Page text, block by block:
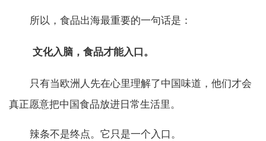
所以，食品出海最重要的一句话是：
文化入脑，食品才能入口。
只有当欧洲人先在心里理解了中国味道，他们才会
真正愿意把中国食品放进日常生活里。
辣条不是终点。它只是一个入口。